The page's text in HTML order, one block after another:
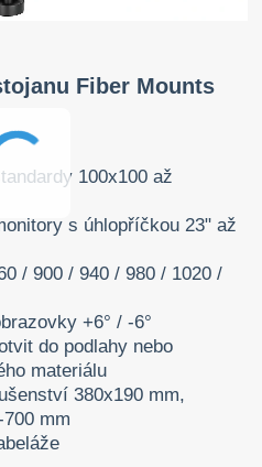
Fiber Mounts
100x100 až
s úhlopříčkou 23" až
/ 900 / 940 / 980 / 1020 /
+6° / -6°
do podlahy nebo
materiálu
380x190 mm,
mm